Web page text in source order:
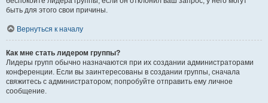
быть для этого свои причины.
Вернуться к началу
Как мне стать лидером группы?
Лидеры групп обычно назначаются при их создании администраторами
конференции. Если вы заинтересованы в создании группы, сначала
свяжитесь с администратором; попробуйте отправить ему личное
сообщение.